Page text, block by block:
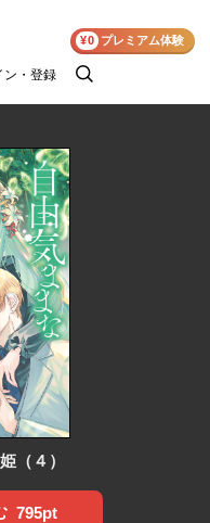
ン・登録
検
¥0 プレミアム体験
（４）
795pt